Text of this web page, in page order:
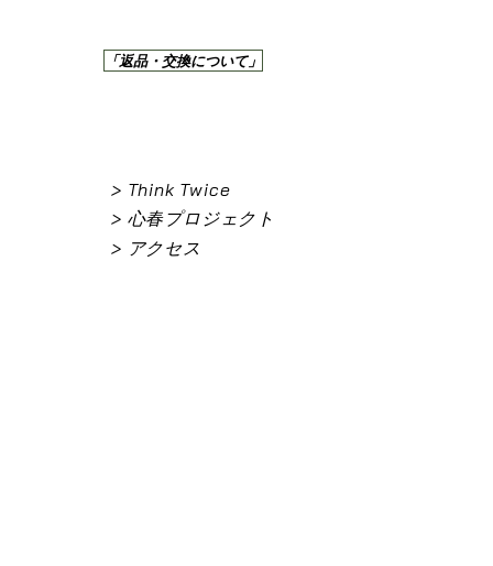
「返品・交換について」
> アクセス
> 心春プロジェクト
> Think Twice